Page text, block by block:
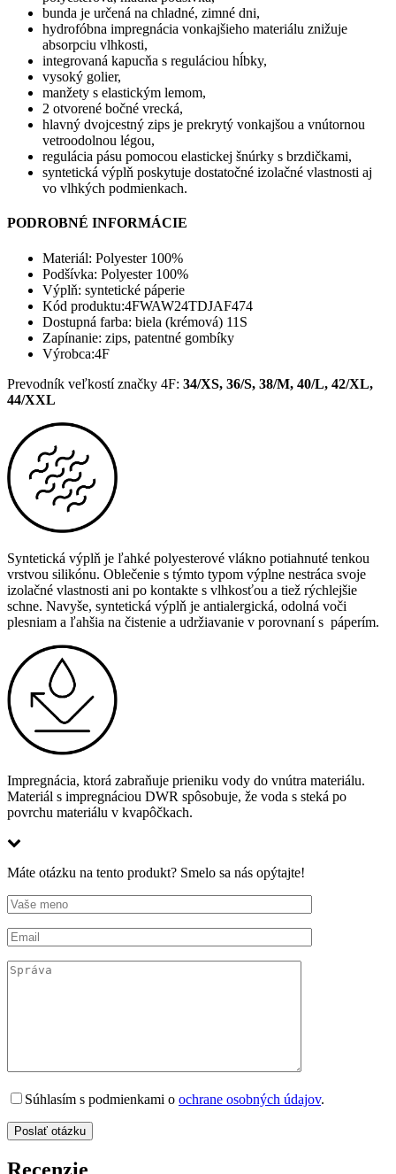
bunda je určená na chladné, zimné dni,
hydrofóbna impregnácia vonkajšieho materiálu znižuje
absorpciu vlhkosti,
integrovaná kapucňa s reguláciou hĺbky,
vysoký golier,
manžety s elastickým lemom,
2 otvorené bočné vrecká,
hlavný dvojcestný zips je prekrytý vonkajšou a vnútornou
vetroodolnou légou,
regulácia pásu pomocou elastickej šnúrky s brzdičkami,
syntetická výplň poskytuje dostatočné izolačné vlastnosti aj
vo vlhkých podmienkach.
PODROBNÉ INFORMÁCIE
Materiál: Polyester 100%
Podšívka: Polyester 100%
Výplň: syntetické páperie
Kód produktu:4FWAW24TDJAF474
Dostupná farba: biela (krémová) 11S
Zapínanie: zips, patentné gombíky
Výrobca:4F
Prevodník veľkostí značky 4F: 34/XS, 36/S, 38/M, 40/L, 42/XL,
44/XXL
Syntetická výplň je ľahké polyesterové vlákno potiahnuté tenkou
vrstvou silikónu. Oblečenie s týmto typom výplne nestráca svoje
izolačné vlastnosti ani po kontakte s vlhkosťou a tiež rýchlejšie
schne. Navyše, syntetická výplň je antialergická, odolná voči
plesniam a ľahšia na čistenie a udržiavanie v porovnaní s páperím.
Impregnácia, ktorá zabraňuje prieniku vody do vnútra materiálu.
Materiál s impregnáciou DWR spôsobuje, že voda s steká po
povrchu materiálu v kvapôčkach.
Máte otázku na tento produkt? Smelo sa nás opýtajte!
Súhlasím s podmienkami o ochrane osobných údajov.
Recenzie